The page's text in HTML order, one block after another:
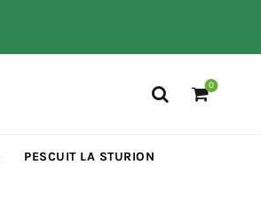
0
PESCUIT LA STURION